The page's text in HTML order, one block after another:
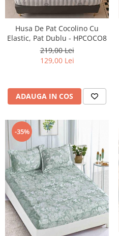
Husa De Pat Cocolino Cu
Elastic, Pat Dublu - HPCOCO8
219,00 Lei
129,00 Lei
ADAUGA IN COS
-35%